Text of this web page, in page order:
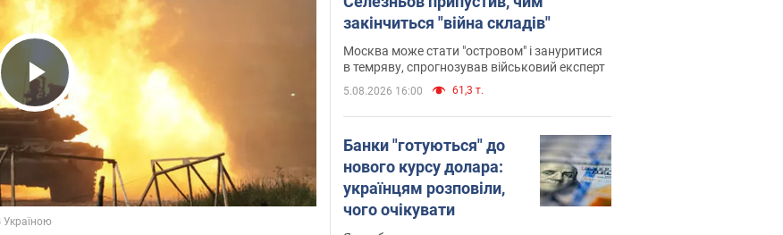
Play Video
закінчиться "війна складів"
Москва може стати "островом" і зануритися
в темряву, спрогнозував військовий експерт
5.08.2026 16:00 61,3 т.
Банки "готуються" до
нового курсу долара:
українцям розповіли,
чого очікувати